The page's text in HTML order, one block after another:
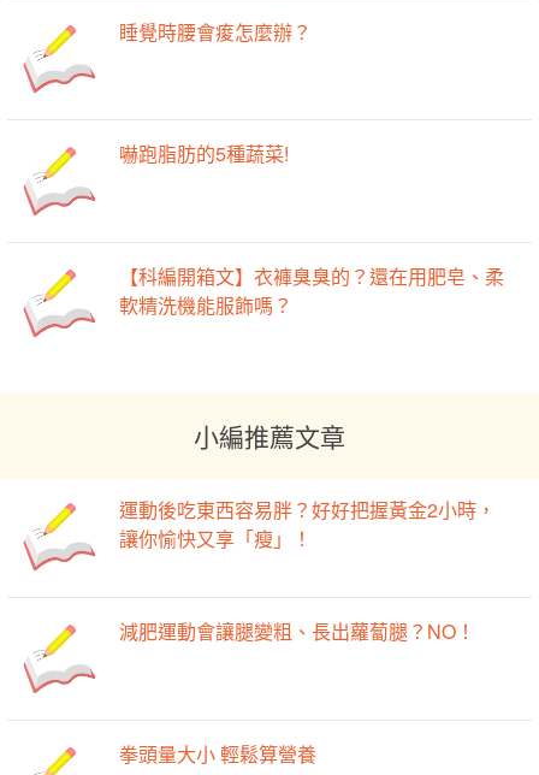
睡覺時腰會痠怎麼辦？
嚇跑脂肪的5種蔬菜!
【科編開箱文】衣褲臭臭的？還在用肥皂、柔
軟精洗機能服飾嗎？
小編推薦文章
運動後吃東西容易胖？好好把握黃金2小時，
讓你愉快又享「瘦」！
減肥運動會讓腿變粗、長出蘿蔔腿？NO！
拳頭量大小 輕鬆算營養